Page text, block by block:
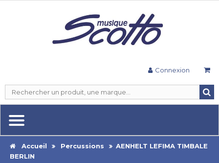
Connexion
Accueil Percussions
AENHELT LEFIMA TIMBALE
BERLIN